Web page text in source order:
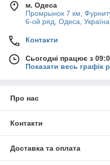
м. Одеса
Промрынок 7 км,
6-ой ряд, Одеса, Україна
Контакти
Сьогодні працює з
Показати весь графік
Про нас
Контакти
Доставка та оплата